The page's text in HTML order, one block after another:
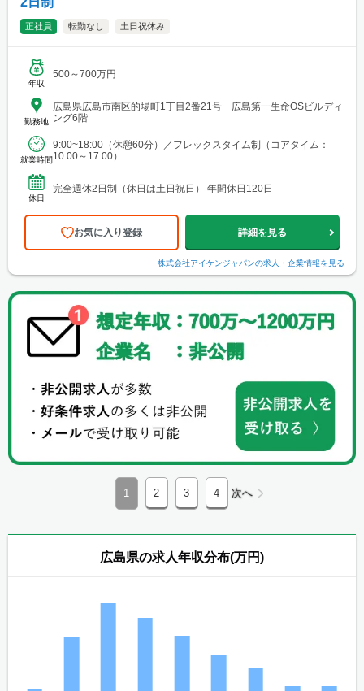
正社員 転勤なし 土日祝休み
年収
500～700万円
勤務地
広島県広島市南区的場町1丁目2番21号 広島第一生命OSビルディ
ング6階
就業時間
9:00~18:00（休憩60分）／フレックスタイム制（コアタイム：
10:00～17:00）
休日
完全週休2日制（休日は土日祝日） 年間休日120日
お気に入り登録 詳細を見る
株式会社アイケンジャパンの求人・企業情報を見る
1 2 3 4 次へ
広島県の求人年収分布(万円)